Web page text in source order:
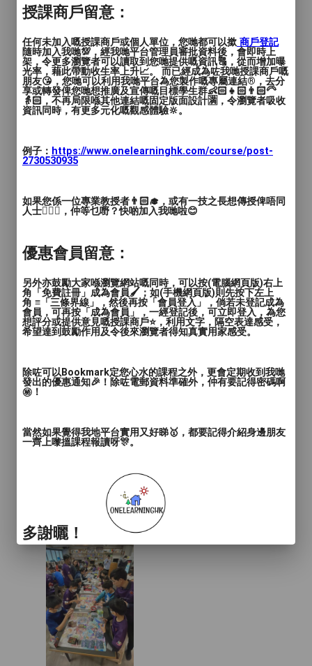
授課商戶留意：
任何未加入嘅授課商戶或個人單位，您哋都可以撳 商戶登記
隨時加入我哋💯，經我哋平台管理員審批資料後，會即時上
架，令更多瀏覽者可以讀取到您哋提供嘅資訊🔠，從而增加曝
光率，藉此帶動收生率上升📈。 而已經成為咗我哋授課商戶嘅
朋友😘，您哋可以利用我哋平台為您製作嘅專屬連結®️，去分
享或轉發俾您哋想推廣及宣傳嘅目標學生群👶🏻👧🏻👨🏻‍🦳
👵🏻，不再局限喺其他連結嘅固定版面設計🈵，令瀏覽者吸收
資訊同時，有更多元化嘅觀感體驗🔆。
例子： https://www.onelearninghk.com/course/post-
2730530935
如果您係一位專業教授者👨🏻‍🎓，或有一技之長想傳授俾唔同
人士🙋🏻‍♂️，仲等乜嘢？快啲加入我哋啦😊
優惠會員留意：
另外亦鼓勵大家喺瀏覽網站嘅同時，可以按(電腦網頁版)右上
角「免費註冊」成為會員🖌️；如(手機網頁版)則先按下左上
角 ≡「三條界線」，然後再按「會員登入」，倘若未登記成為
會員，可再按「成為會員」，一經登記後，可立即登入，為您
想評分或提供意見嘅授課商戶⭐️，利用文字，隔空表達感受，
希望達到鼓勵作用及令後來瀏覽者得知真實用家感受。
除咗可以Bookmark定您心水的課程之外，更會定期收到我哋
發出的優惠通知🎉！除咗電郵資料準確外，仲有要記得密碼啊
㊙️！
當然如果覺得我地平台實用又好睇🥇，都要記得介紹身邊朋友
一齊上嚟搵課程報讀呀🎊。
多謝曬！